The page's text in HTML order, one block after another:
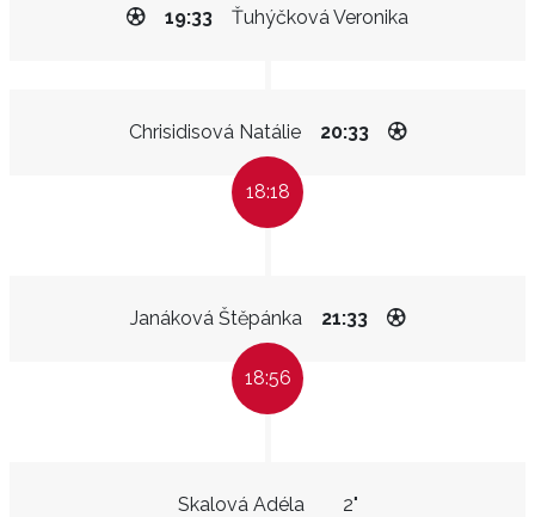
Ťuhýčková Veronika
19:33
Chrisidisová Natálie 20:33
18:18
Janáková Štěpánka 21:33
18:56
Skalová Adéla 2"